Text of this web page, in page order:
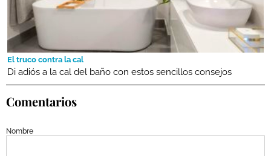
El truco contra la cal
Di adiós a la cal del baño con estos sencillos consejos
Comentarios
Nombre